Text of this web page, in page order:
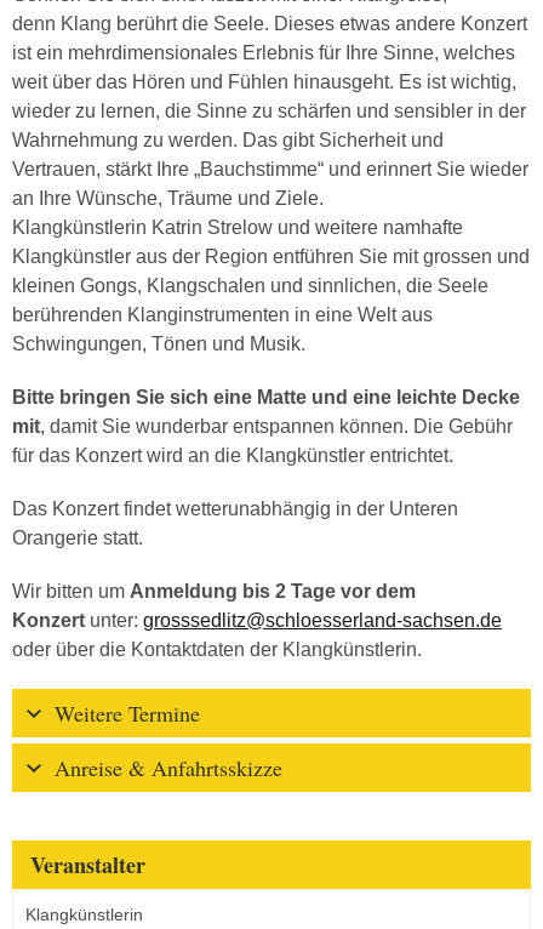
denn Klang berührt die Seele. Dieses etwas andere Konzert
ist ein mehrdimensionales Erlebnis für Ihre Sinne, welches
weit über das Hören und Fühlen hinausgeht. Es ist wichtig,
wieder zu lernen, die Sinne zu schärfen und sensibler in der
Wahrnehmung zu werden. Das gibt Sicherheit und
Vertrauen, stärkt Ihre „Bauchstimme“ und erinnert Sie wieder
an Ihre Wünsche, Träume und Ziele.
Klangkünstlerin Katrin Strelow und weitere namhafte
Klangkünstler aus der Region entführen Sie mit grossen und
kleinen Gongs, Klangschalen und sinnlichen, die Seele
berührenden Klanginstrumenten in eine Welt aus
Schwingungen, Tönen und Musik.
Bitte bringen Sie sich eine Matte und eine leichte Decke
mit, damit Sie wunderbar entspannen können. Die Gebühr
für das Konzert wird an die Klangkünstler entrichtet.
Das Konzert findet wetterunabhängig in der Unteren
Orangerie statt.
Wir bitten um Anmeldung bis 2 Tage vor dem
Konzert unter: grosssedlitz@schloesserland-sachsen.de
oder über die Kontaktdaten der Klangkünstlerin.
Weitere Termine
Anreise & Anfahrtsskizze
Veranstalter
Klangkünstlerin